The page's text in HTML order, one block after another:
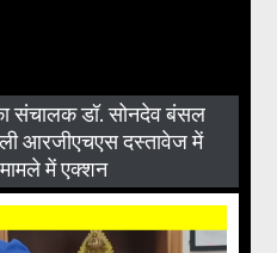
संचालक डॉ. सोनदेव बंसल
आरजीएचएस दस्तावेज में
में एक्शन